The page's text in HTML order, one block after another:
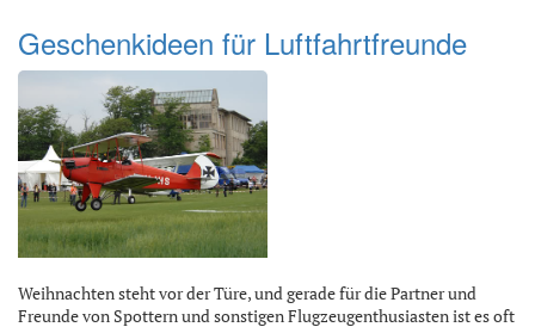
Geschenkideen für Luftfahrtfreunde
Weihnachten steht vor der Türe, und gerade für die Partner und
Freunde von Spottern und sonstigen Flugzeugenthusiasten ist es oft